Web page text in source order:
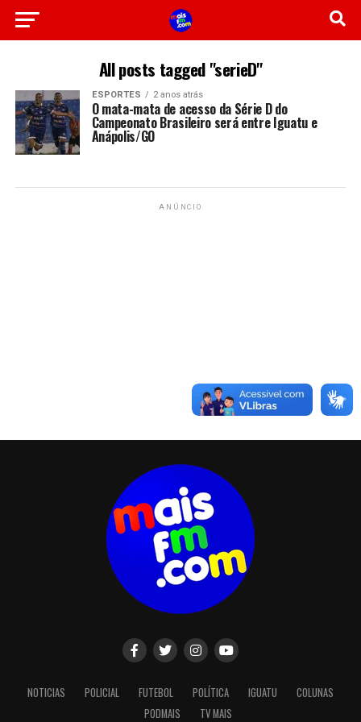
All posts tagged "serieD"
ESPORTES 2 anos atrás
O mata-mata de acesso da Série D do
Campeonato Brasileiro será entre Iguatu e
Anápolis/GO
ANÚNCIO
NOTICIAS POLICIAL FUTEBOL POLÍTICA IGUATU
COLUNAS
PODMAIS
TV MAIS